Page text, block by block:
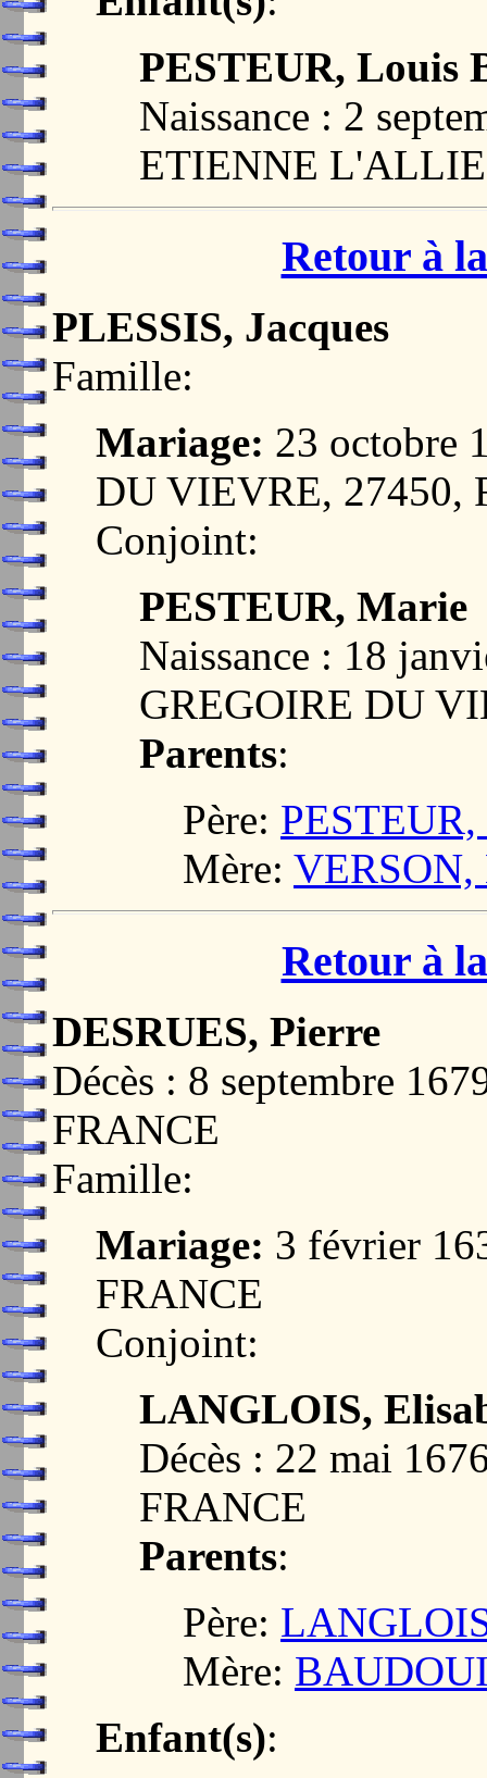
PESTEUR, Louis
Naissance : 2
ETIENNE
Retour à
PLESSIS, Jacques
Famille:
Mariage: 23 octobre
DU VIEVRE, 27450,
Conjoint:
PESTEUR, Marie
Naissance : 18
GREGOIRE DU
Parents:
Père: PESTEUR,
Mère: VERSON,
Retour à
DESRUES, Pierre
Décès : 8 septembre
FRANCE
Famille:
Mariage: 3 février
FRANCE
Conjoint:
LANGLOIS,
Décès : 22 mai
FRANCE
Parents:
Père:
Mère:
Enfant(s):